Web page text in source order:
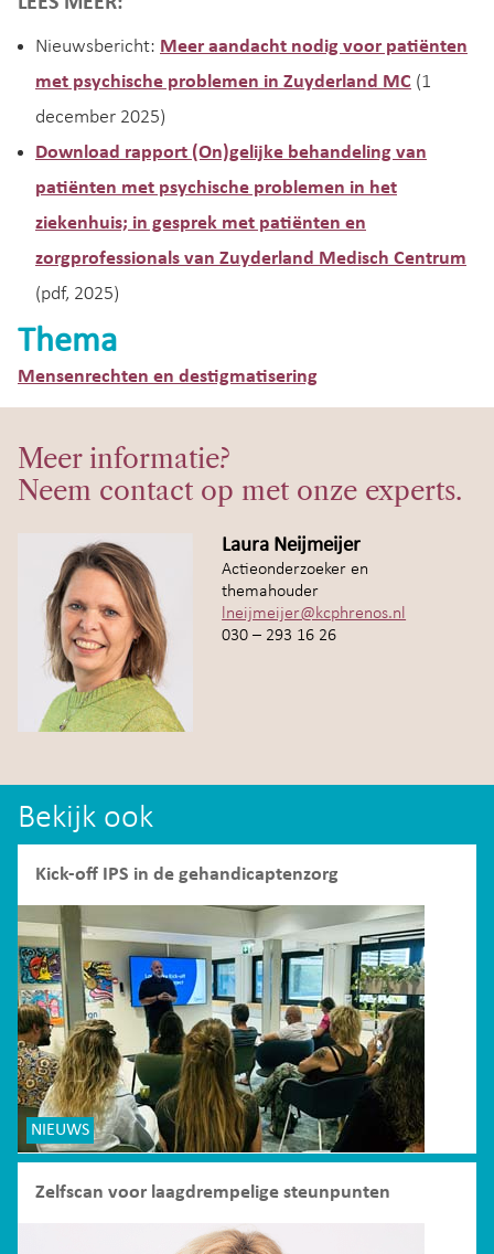
Nieuwsbericht: Meer aandacht nodig voor patiënten
met psychische problemen in Zuyderland MC (1
december 2025)
Download rapport (On)gelijke behandeling van
patiënten met psychische problemen in het
ziekenhuis; in gesprek met patiënten en
zorgprofessionals van Zuyderland Medisch Centrum
(pdf, 2025)
Thema
Mensenrechten en destigmatisering
Meer informatie?
Neem contact op met onze experts.
Laura Neijmeijer
Actieonderzoeker en
themahouder
lneijmeijer@kcphrenos.nl
030 – 293 16 26
Bekijk ook
Kick-off IPS in de gehandicaptenzorg
NIEUWS
Zelfscan voor laagdrempelige steunpunten